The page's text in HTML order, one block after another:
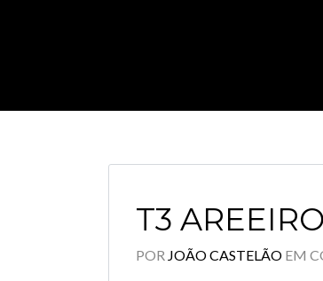
T3
POR JOÃO CASTELÃO EM